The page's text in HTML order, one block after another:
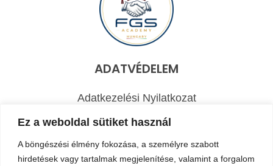
Ez a weboldal sütiket használ
A böngészési élmény fokozása, a személyre szabott
hirdetések vagy tartalmak megjelenítése, valamint a forgalom
ADATVÉDELEM
Adatkezelési Nyilatkozat
ÁSZF - Vásárlási információk
Elállás a szerződéstől